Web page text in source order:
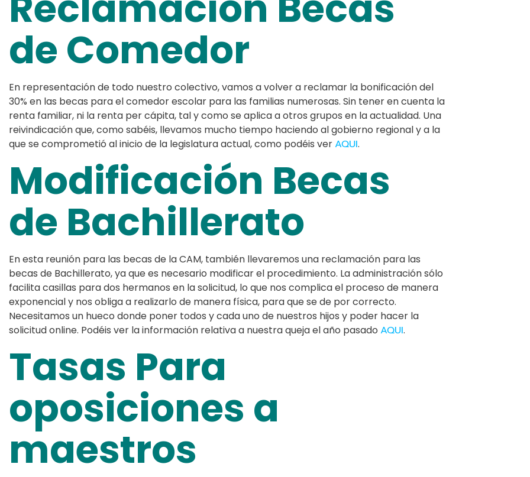
de Comedor
En representación de todo nuestro colectivo, vamos a volver a reclamar la bonificación del
30% en las becas para el comedor escolar para las familias numerosas. Sin tener en cuenta la
renta familiar, ni la renta per cápita, tal y como se aplica a otros grupos en la actualidad. Una
reivindicación que, como sabéis, llevamos mucho tiempo haciendo al gobierno regional y a la
que se comprometió al inicio de la legislatura actual, como podéis verAQUI.
Modificación Becas
de Bachillerato
En esta reunión para las becas de la CAM, también llevaremos una reclamación para las
becas de Bachillerato, ya que es necesario modificar el procedimiento. La administración sólo
facilita casillas para dos hermanos en la solicitud, lo que nos complica el proceso de manera
exponencial y nos obliga a realizarlo de manera física, para que se de por correcto.
Necesitamos un hueco donde poner todos y cada uno de nuestros hijos y poder hacer la
solicitud online. Podéis ver la información relativa a nuestra queja el año pasado AQUI.
Tasas Para
oposiciones a
maestros